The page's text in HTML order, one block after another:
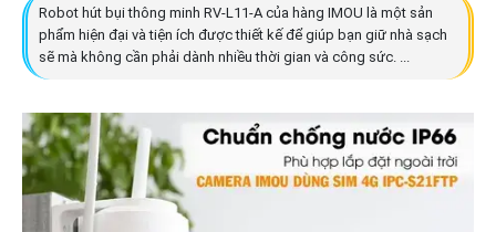
Robot hút bụi thông minh RV-L11-A của hàng IMOU là một sản
phẩm hiện đại và tiện ích được thiết kế để giúp bạn giữ nhà sạch
sẽ mà không cần phải dành nhiều thời gian và công sức. ...